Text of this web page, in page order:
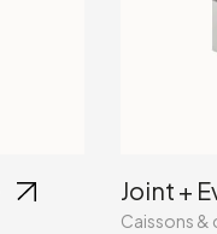
Joint +
Caissons &